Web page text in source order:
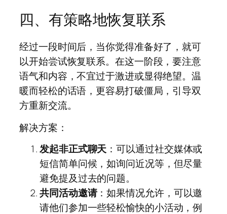
四、有策略地恢复联系
经过一段时间后，当你觉得准备好了，就可
以开始尝试恢复联系。在这一阶段，要注意
语气和内容，不宜过于激进或显得绝望。温
暖而轻松的话语，更容易打破僵局，引导双
方重新交流。
解决方案：
发起非正式聊天：可以通过社交媒体或
短信简单问候，如询问近况等，但尽量
避免提及过去的问题。
共同活动邀请：如果情况允许，可以邀
请他们参加一些轻松愉快的小活动，例